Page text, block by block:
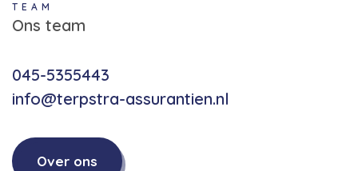
Ons team
TEAM
045-5355443
info@terpstra-assurantien.nl
Over ons